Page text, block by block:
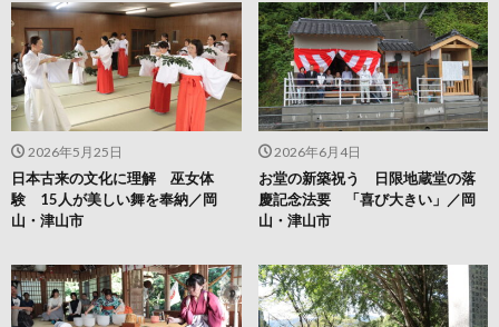
2026年6月4日
お堂の新築祝う 日限地蔵堂の落
慶記念法要 「喜び大きい」／岡
山・津山市
2026年5月25日
日本古来の文化に理解 巫女体
験 15人が美しい舞を奉納／岡
山・津山市